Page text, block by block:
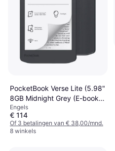
PocketBook Verse Lite (5.98"
8GB Midnight Grey (E-book,
1973)
Engels
€ 114
Of 3 betalingen van € 38,00/mnd.
8 winkels